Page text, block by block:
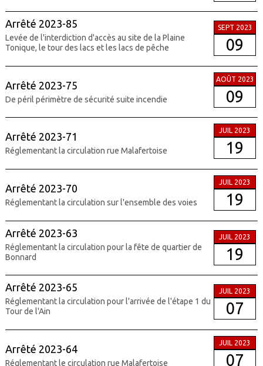
Arrêté 2023-85
Levée de l'interdiction d'accès au site de la Plaine
Tonique, le tour des lacs et les lacs de pêche
SEPT 2023
09
Arrêté 2023-75
De péril périmètre de sécurité suite incendie
AOÛT 2023
09
Arrêté 2023-71
Réglementant la circulation rue Malafertoise
JUIL 2023
19
Arrêté 2023-70
Réglementant la circulation sur l'ensemble des voies
JUIL 2023
19
Arrêté 2023-63
Réglementant la circulation pour la fête de quartier de
Bonnard
JUIL 2023
19
Arrêté 2023-65
Réglementant la circulation pour l'arrivée de l'étape 1 du
Tour de l'Ain
JUIL 2023
07
Arrêté 2023-64
Réglementant le circulation rue Malafertoise
JUIL 2023
07